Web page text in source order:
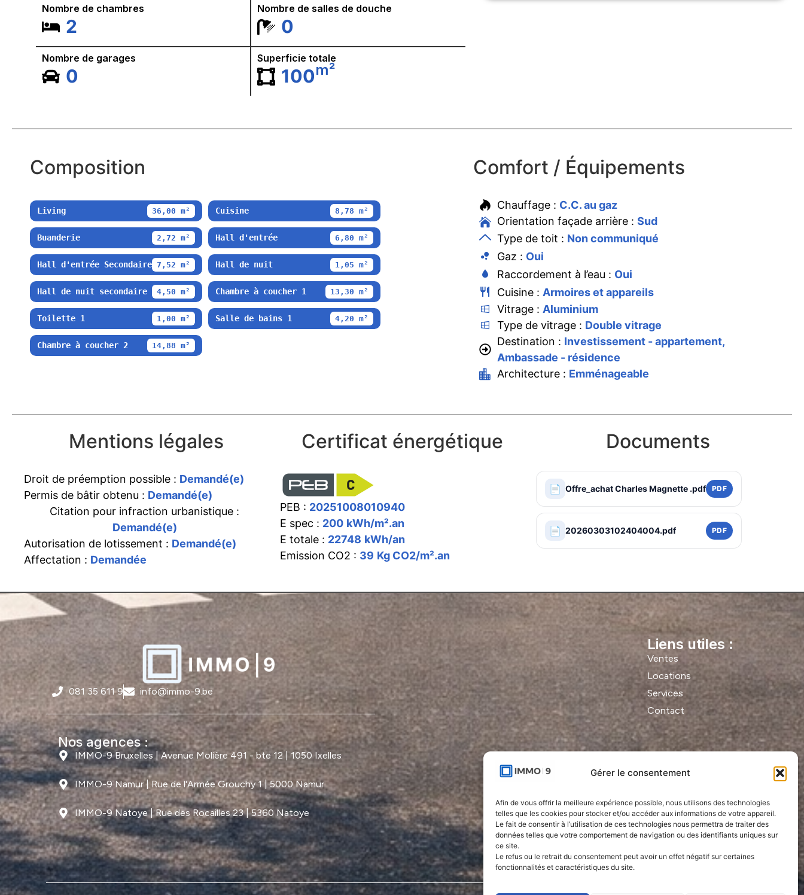
Gérer le consentement
Afin de vous offrir la meilleure expérience possible, nous utilisons des technologies
telles que les cookies pour stocker et/ou accéder aux informations de votre appareil.
Le fait de consentir à l’utilisation de ces technologies nous permettra de traiter des
données telles que votre comportement de navigation ou des identifiants uniques sur
ce site.
Le refus ou le retrait du consentement peut avoir un effet négatif sur certaines
fonctionnalités et caractéristiques du site.
Nombre de chambres
2
Nombre de salles de douche
0
Nombre de garages
0
Superficie totale
100m²
Composition
Living 36,00 m² Cuisine 8,78 m²
Buanderie 2,72 m² Hall d'entrée 6,80 m²
Hall d'entrée Secondaire 7,52 m² Hall de nuit 1,05 m²
Hall de nuit secondaire 4,50 m² Chambre à coucher 1 13,30 m²
Toilette 1 1,00 m² Salle de bains 1 4,20 m²
Chambre à coucher 2 14,88 m²
Comfort / Équipements
Chauffage : C.C. au gaz
Orientation façade arrière : Sud
Type de toit : Non communiqué
Gaz : Oui
Raccordement à l’eau : Oui
Cuisine : Armoires et appareils
Vitrage : Aluminium
Type de vitrage : Double vitrage
Destination : Investissement - appartement,
Ambassade - résidence
Architecture : Emménageable
Mentions légales
Droit de préemption possible : Demandé(e)
Permis de bâtir obtenu : Demandé(e)
Citation pour infraction urbanistique :
Demandé(e)
Autorisation de lotissement : Demandé(e)
Affectation : Demandée
Certificat énergétique
PEB : 20251008010940
E spec : 200 kWh/m².an
E totale : 22748 kWh/an
Emission CO2 : 39 Kg CO2/m².an
Documents
📄 Offre_achat Charles Magnette .pdf PDF
📄 20260303102404004.pdf PDF
081 35 611 9 info@immo-9.be
Nos agences :
IMMO-9 Bruxelles | Avenue Molière 491 - bte 12 | 1050 Ixelles
IMMO-9 Namur | Rue de l'Armée Grouchy 1 | 5000 Namur
IMMO-9 Natoye | Rue des Rocailles 23 | 5360 Natoye
Liens utiles :
Ventes
Locations
Services
Contact